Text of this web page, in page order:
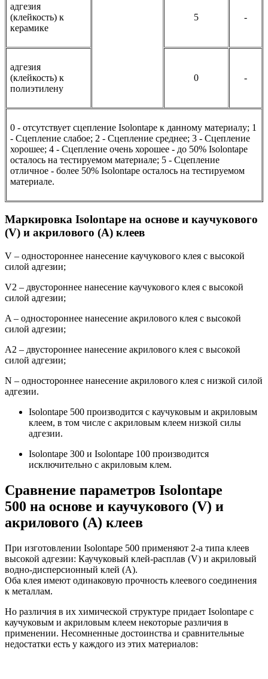
адгезия
(клейкость) к
керамике
5 -
адгезия
(клейкость) к
полиэтилену
0 -
0 - отсутствует сцепление Isolontape к данному материалу; 1
- Сцепление слабое; 2 - Сцепление среднее; 3 - Сцепление
хорошее; 4 - Сцепление очень хорошее - до 50% Isolontape
осталось на тестируемом материале; 5 - Сцепление
отличное - более 50% Isolontape осталось на тестируемом
материале.
Маркировка Isolontape на основе и каучукового
(V) и акрилового (А) клеев
V – одностороннее нанесение каучукового клея с высокой
силой адгезии;
V2 – двустороннее нанесение каучукового клея с высокой
силой адгезии;
A – одностороннее нанесение акрилового клея с высокой
силой адгезии;
A2 – двустороннее нанесение акрилового клея с высокой
силой адгезии;
N – одностороннее нанесение акрилового клея с низкой силой
адгезии.
Isolontape 500 производится с каучуковым и акриловым
клеем, в том числе с акриловым клеем низкой силы
адгезии.
Isolontape 300 и Isolontape 100 производится
исключительно с акриловым клем.
Сравнение параметров Isolontape
500 на основе и каучукового (V) и
акрилового (А) клеев
При изготовлении Isolontape 500 применяют 2-a типа клеев
высокой адгезии: Каучуковый клей-расплав (V) и акриловый
водно-дисперсионный клей (А).
Оба клея имеют одинаковую прочность клеевого соединения
к металлам.
Но различия в их химической структуре придает Isolontape с
каучуковым и акриловым клеем некоторые различия в
применении. Несомненные достоинства и сравнительные
недостатки есть у каждого из этих материалов: